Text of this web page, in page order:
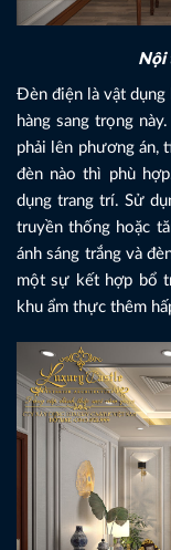
Nội
Đèn điện là vật dụng
hàng sang trọng
phải lên phương án,
đèn nào thì phù
dụng trang trí. Sử
truyền thống hoặc
ánh sáng trắng và
một sự kết hợp bổ
khu ẩm thực thêm